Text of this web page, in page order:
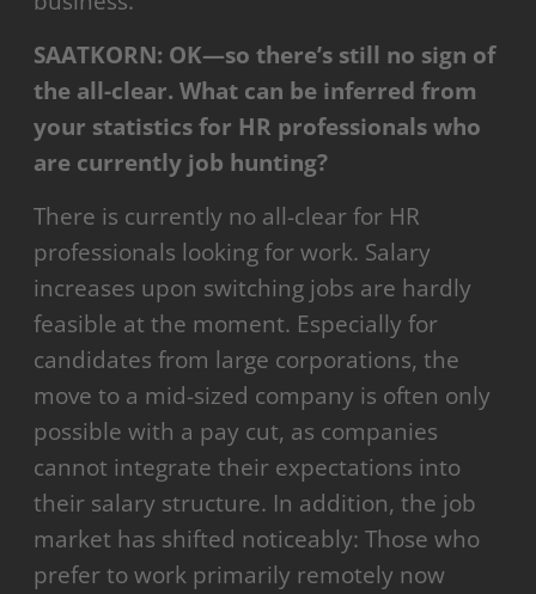
SAATKORN: OK—so there’s still no sign of
the all-clear. What can be inferred from
your statistics for HR professionals who
are currently job hunting?
There is currently no all-clear for HR
professionals looking for work. Salary
increases upon switching jobs are hardly
feasible at the moment. Especially for
candidates from large corporations, the
move to a mid-sized company is often only
possible with a pay cut, as companies
cannot integrate their expectations into
their salary structure. In addition, the job
market has shifted noticeably: Those who
prefer to work primarily remotely now